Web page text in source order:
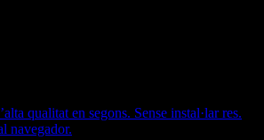
qualitat en segons. Sense instal·lar res.
navegador.